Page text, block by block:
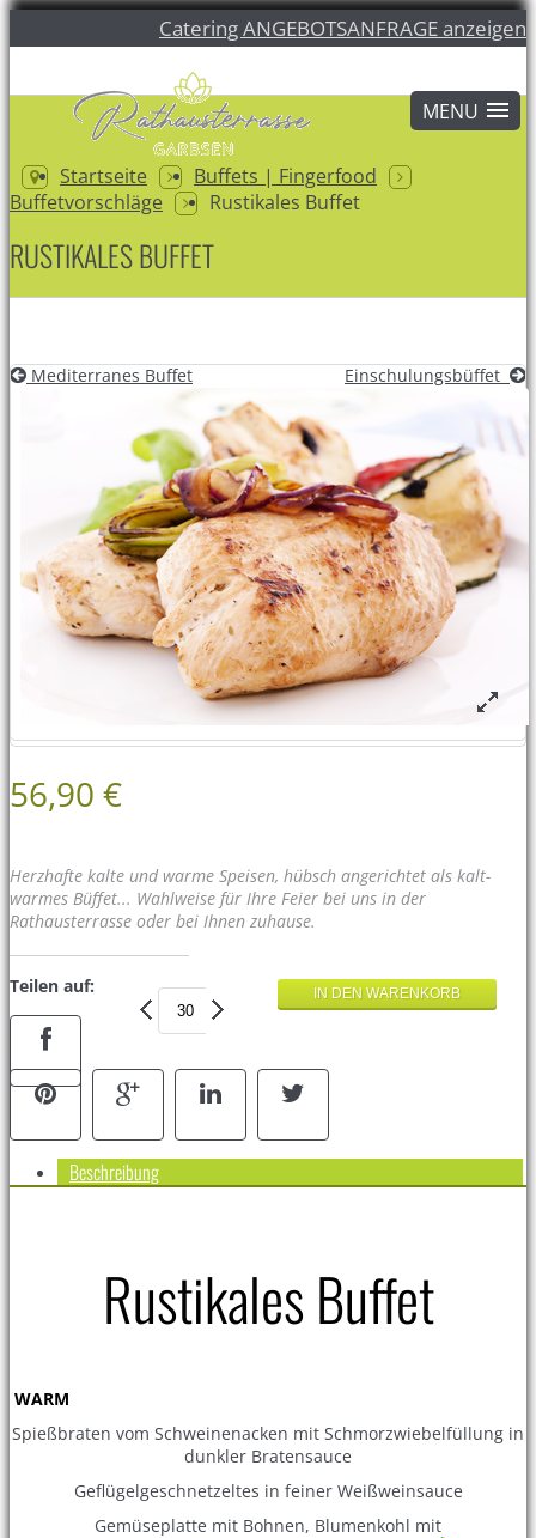
Catering ANGEBOTSANFRAGE anzeigen
Startseite
Buffets | Fingerfood
Buffetvorschläge
Rustikales Buffet
RUSTIKALES BUFFET
Mediterranes Buffet Einschulungsbüffet
56,90 €
Herzhafte kalte und warme Speisen, hübsch angerichtet als kalt-
warmes Büffet... Wahlweise für Ihre Feier bei uns in der
Rathausterrasse oder bei Ihnen zuhause.
Teilen auf:
Beschreibung
Rustikales Buffet
WARM
Spießbraten vom Schweinenacken mit Schmorzwiebelfüllung in
dunkler Bratensauce
Geflügelgeschnetzeltes in feiner Weißweinsauce
Gemüseplatte mit Bohnen, Blumenkohl mit